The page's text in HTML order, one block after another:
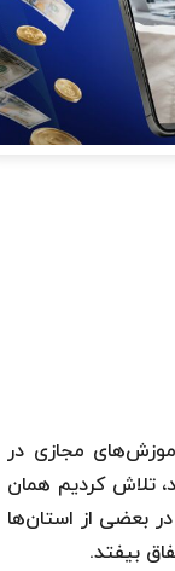
مجازی در
تلاش کردیم همان
بعضی از استان‌ها